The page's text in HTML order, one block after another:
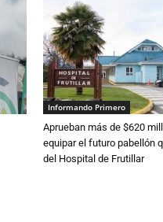
Informando Primero
Aprueban más de $620
equipar el futuro pabellón
del Hospital de Frutillar